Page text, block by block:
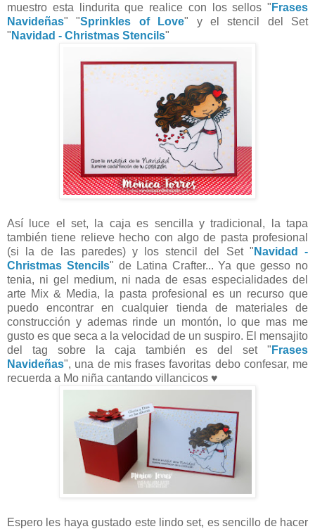
muestro esta lindurita que realice con los sellos " Frases
Navideñas" "Sprinkles of Love" y el stencil del Set
" Navidad - Christmas Stencils"
Así luce el set, la caja es sencilla y tradicional, la tapa
también tiene relieve hecho con algo de pasta profesional
(si la de las paredes) y los stencil del Set " Navidad -
Christmas Stencils" de Latina Crafter... Ya que gesso no
tenia, ni gel medium, ni nada de esas especialidades del
arte Mix & Media, la pasta profesional es un recurso que
puedo encontrar en cualquier tienda de materiales de
construcción y ademas rinde un montón, lo que mas me
gusto es que seca a la velocidad de un suspiro. El mensajito
del tag sobre la caja también es del set " Frases
Navideñas", una de mis frases favoritas debo confesar, me
recuerda a Mo niña cantando villancicos ♥
Espero les haya gustado este lindo set, es sencillo de hacer